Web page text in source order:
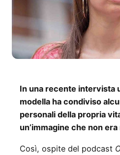
In una recente intervista
modella ha condiviso
personali della propria
un’immagine che non
Così, ospite del podcast